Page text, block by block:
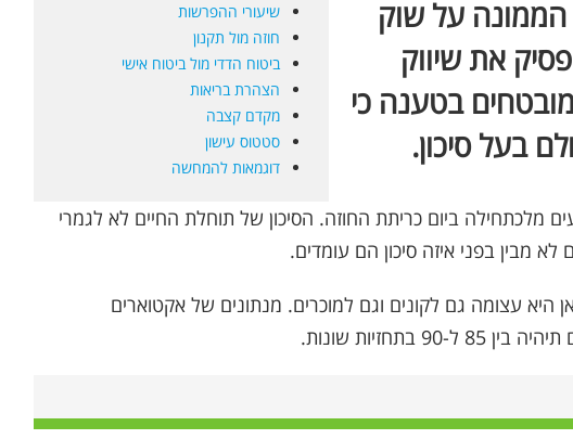
על שוק
את שיווק
בטענה כי
בעל סיכון.
שיעורי ההפרשות
חוזה מול תקנון
ביטוח הדדי מול ביטוח אישי
הצהרת בריאות
מקדם קצבה
סטטוס עישון
דוגמאות להמחשה
ביום כריתת החוזה. הסיכון של תוחלת החיים לא לגמרי
מבין בפני איזה סיכון הם עומדים.
היא עצומה גם לקונים וגם למוכרים. מנתונים של אקטוארים